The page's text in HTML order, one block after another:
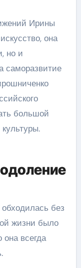
Ирины
она
но и
саморазвитие
большой
без
жизни было
всегда